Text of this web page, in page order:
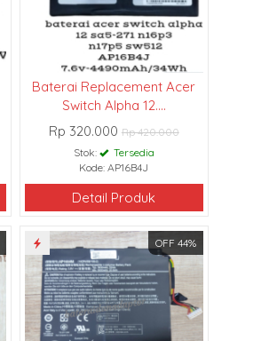
Baterai Replacement Acer
Switch Alpha 12....
Rp 320.000 Rp 420.000
Stok:
Tersedia
Kode: AP16B4J
Detail Produk
OFF 44%